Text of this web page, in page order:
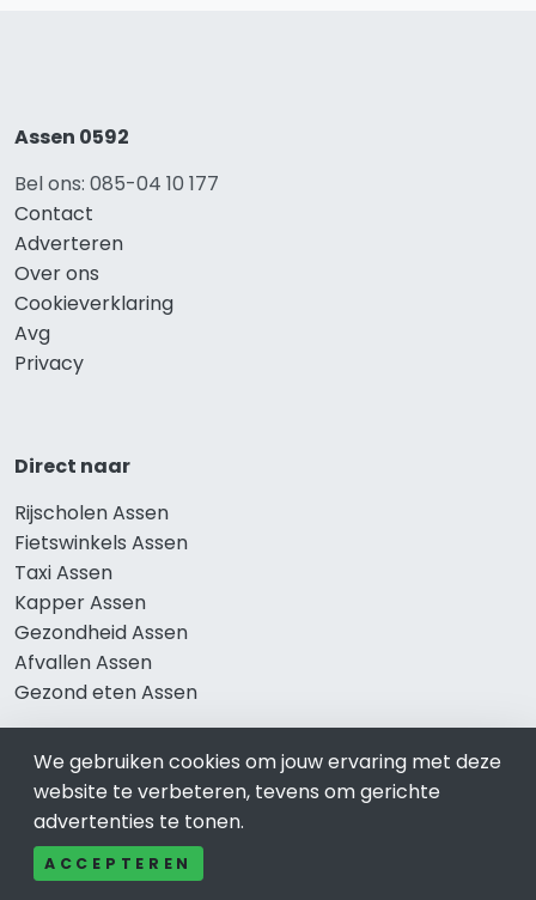
Assen 0592
Bel ons: 085-04 10 177
Contact
Adverteren
Over ons
Cookieverklaring
Avg
Privacy
Direct naar
Rijscholen Assen
Fietswinkels Assen
Taxi Assen
Kapper Assen
Gezondheid Assen
Afvallen Assen
Gezond eten Assen
Bekend in Assen
Restaurants Assen
Catering Assen
We gebruiken cookies om jouw ervaring met deze
website te verbeteren, tevens om gerichte
advertenties te tonen.
ACCEPTEREN